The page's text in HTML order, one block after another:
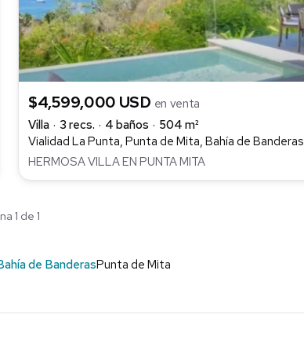
$4,599,000 USD en venta
Villa
3 recs. 4 baños
504 m²
Vialidad La Punta, Punta de Mita, Bahía de Banderas
HERMOSA VILLA EN PUNTA MITA
1 de 1
de BanderasPunta de Mita